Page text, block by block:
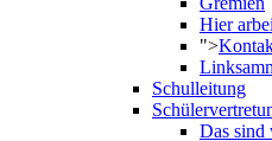
Hier
">
Schulleitung
Das sind